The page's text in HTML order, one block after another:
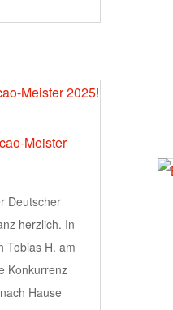
Meister
Deutscher
herzlich. In
Tobias H. am
Konkurrenz
Hause